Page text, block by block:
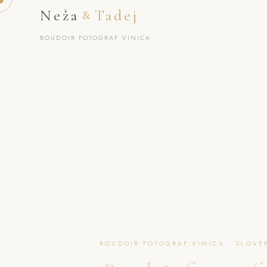
Neža & Tadej
BOUDOIR FOTOGRAF VINICA
BOUDOIR FOTOGRAF VINICA ·